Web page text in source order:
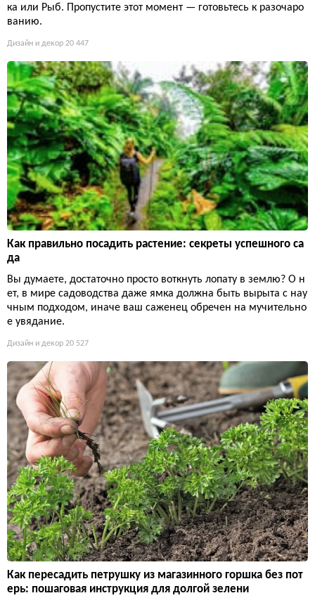
ка или Рыб. Пропустите этот момент — готовьтесь к разочаро
ванию.
Дизайн и декор 20 447
Как правильно посадить растение: секреты успешного са
да
Вы думаете, достаточно просто воткнуть лопату в землю? О н
ет, в мире садоводства даже ямка должна быть вырыта с нау
чным подходом, иначе ваш саженец обречен на мучительно
е увядание.
Дизайн и декор 20 527
Как пересадить петрушку из магазинного горшка без пот
ерь: пошаговая инструкция для долгой зелени